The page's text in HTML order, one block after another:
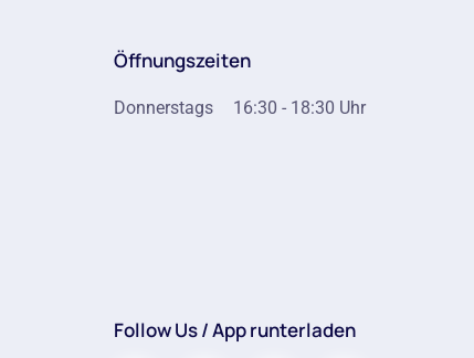
Öffnungszeiten
Donnerstags 16:30 - 18:30 Uhr
Follow Us / App runterladen